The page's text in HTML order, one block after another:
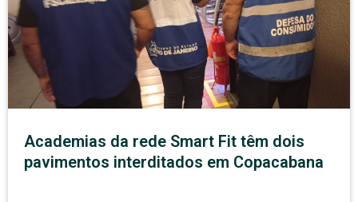
Academias da rede Smart Fit têm dois
pavimentos interditados em Copacabana